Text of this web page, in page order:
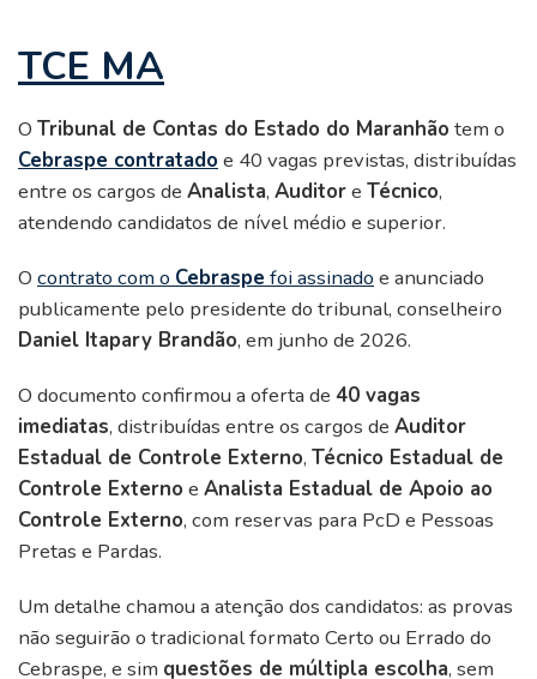
TCE MA
O Tribunal de Contas do Estado do Maranhão tem o
Cebraspe contratado e 40 vagas previstas, distribuídas
entre os cargos de Analista, Auditore Técnico,
atendendo candidatos de nível médio e superior.
O contrato com o Cebraspe foi assinado e anunciado
publicamente pelo presidente do tribunal, conselheiro
Daniel Itapary Brandão, em junho de 2026.
O documento confirmou a oferta de 40 vagas
imediatas, distribuídas entre os cargos de Auditor
Estadual de Controle Externo, Técnico Estadual de
Controle Externo e Analista Estadual de Apoio ao
Controle Externo, com reservas para PcD e Pessoas
Pretas e Pardas.
Um detalhe chamou a atenção dos candidatos: as provas
não seguirão o tradicional formato Certo ou Errado do
Cebraspe, e sim questões de múltipla escolha, sem